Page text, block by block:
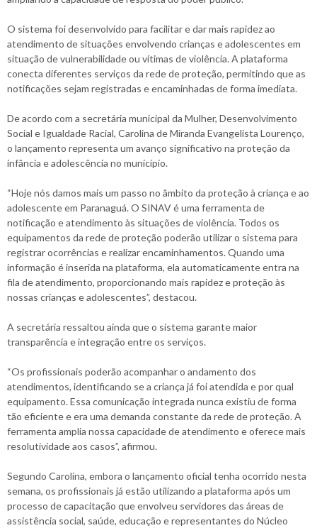
O sistema foi desenvolvido para facilitar e dar mais rapidez ao
atendimento de situações envolvendo crianças e adolescentes em
situação de vulnerabilidade ou vítimas de violência. A plataforma
conecta diferentes serviços da rede de proteção, permitindo que as
notificações sejam registradas e encaminhadas de forma imediata.
De acordo com a secretária municipal da Mulher, Desenvolvimento
Social e Igualdade Racial, Carolina de Miranda Evangelista Lourenço,
o lançamento representa um avanço significativo na proteção da
infância e adolescência no município.
“Hoje nós damos mais um passo no âmbito da proteção à criança e ao
adolescente em Paranaguá. O SINAV é uma ferramenta de
notificação e atendimento às situações de violência. Todos os
equipamentos da rede de proteção poderão utilizar o sistema para
registrar ocorrências e realizar encaminhamentos. Quando uma
informação é inserida na plataforma, ela automaticamente entra na
fila de atendimento, proporcionando mais rapidez e proteção às
nossas crianças e adolescentes”, destacou.
A secretária ressaltou ainda que o sistema garante maior
transparência e integração entre os serviços.
“Os profissionais poderão acompanhar o andamento dos
atendimentos, identificando se a criança já foi atendida e por qual
equipamento. Essa comunicação integrada nunca existiu de forma
tão eficiente e era uma demanda constante da rede de proteção. A
ferramenta amplia nossa capacidade de atendimento e oferece mais
resolutividade aos casos”, afirmou.
Segundo Carolina, embora o lançamento oficial tenha ocorrido nesta
semana, os profissionais já estão utilizando a plataforma após um
processo de capacitação que envolveu servidores das áreas de
assistência social, saúde, educação e representantes do Núcleo